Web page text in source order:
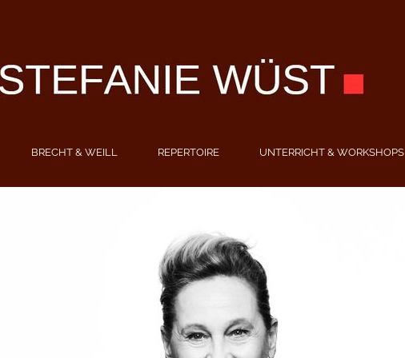
BRECHT & WEILL REPERTOIRE UNTERRICHT & WORKSHOPS